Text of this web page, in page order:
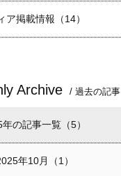
ア掲載情報（14）
Archive / 過去の記事
の記事一覧（5）
年10月（1）